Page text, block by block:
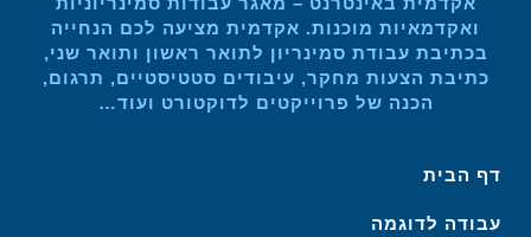
ואקדמאיות מוכנות. אקדמית מציעה לכם הנחייה
בכתיבת עבודת סמינריון לתואר ראשון ותואר שני,
כתיבת הצעות מחקר, עיבודים סטטיסטיים, תרגום,
הכנה של פרוייקטים לדוקטורט ועוד…
דף הבית
עבודה לדוגמה